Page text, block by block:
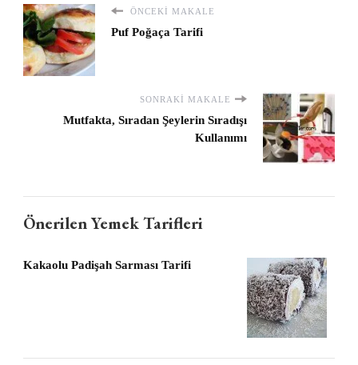
ÖNCEKI MAKALE
Puf Poğaça Tarifi
SONRAKI MAKALE
Mutfakta, Sıradan Şeylerin Sıradışı
Kullanımı
Önerilen Yemek Tarifleri
Kakaolu Padişah Sarması Tarifi